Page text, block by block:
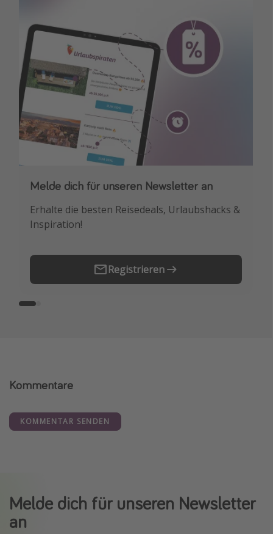
Melde dich für unseren Newsletter an
Erhalte die besten Reisedeals, Urlaubshacks &
Inspiration!
Registrieren
Downloade unsere App
Buche die besten Reiseschnäppchen als
Erstes.
Kommentare
KOMMENTAR SENDEN
Melde dich für unseren Newsletter
an